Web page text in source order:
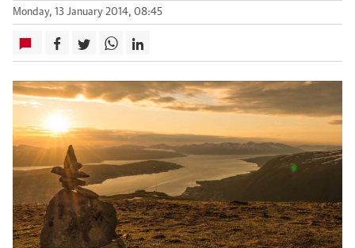
Monday, 13 January 2014, 08:45